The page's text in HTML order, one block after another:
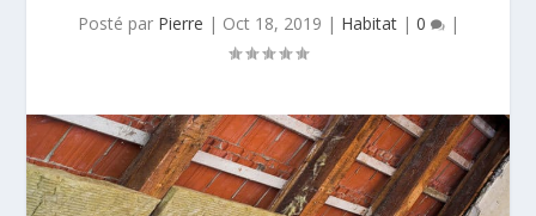
Posté par Pierre | Oct 18, 2019 | Habitat| 0 |